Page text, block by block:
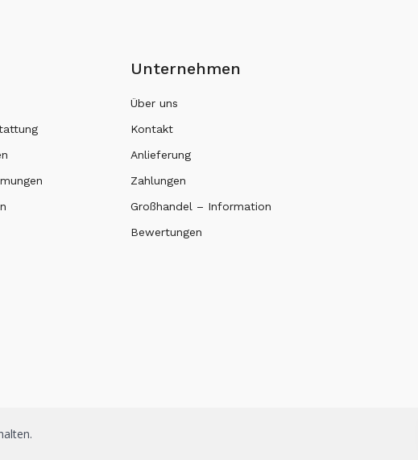
Unternehmen
Über uns
Kontakt
Anlieferung
Zahlungen
Großhandel – Information
Bewertungen